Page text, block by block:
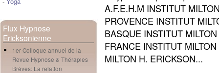
Flux Hypnose
Ericksonienne
1er Colloque annuel de la
Revue Hypnose & Thérapies
Brèves: La relation
A.F.E.H.M INSTITUT
PROVENCE INSTITUT
BASQUE INSTITUT
FRANCE INSTITUT
MILTON H. ERICKSON...